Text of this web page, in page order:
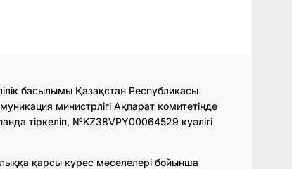
басылымы Қазақстан Республикасы
министрлігі Ақпарат комитетінде
тіркеліп, №KZ38VPY00064529 куәлігі
қарсы күрес мәселелері бойынша